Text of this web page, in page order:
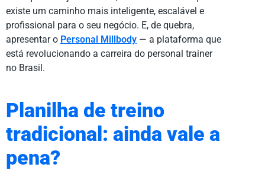
existe um caminho mais inteligente, escalável e
profissional para o seu negócio. E, de quebra,
apresentar o Personal Millbody — a plataforma que
está revolucionando a carreira do personal trainer
no Brasil.
Planilha de treino
tradicional: ainda vale a
pena?